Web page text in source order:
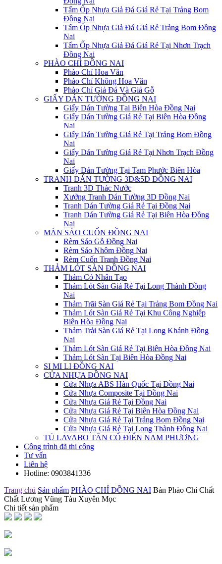
Tấm Ốp Nhựa Giả Đá Giá Rẻ Tại Trảng Bom
Đồng Nai
Tấm Ốp Nhựa Giả Đá Giá Rẻ Trảng Bom Đồng
Nai
Tấm Ốp Nhựa Giả Đá Giá Rẻ Tại Nhơn Trạch
Đồng Nai
PHÀO CHỈ ĐỒNG NAI
Phào Chỉ Hoa Văn
Phào Chỉ Không Hoa Văn
Phào Chỉ Giả Đá Và Giả Gỗ
GIẤY DÁN TƯỜNG ĐỒNG NAI
Giấy Dán Tường Tại Biên Hòa Đồng Nai
Giấy Dán Tường Giá Rẻ Tại Biên Hòa Đồng
Nai
Giấy Dán Tường Giá Rẻ Tại Trảng Bom Đồng
Nai
Giấy Dán Tường Giá Rẻ Tại Nhơn Trạch Đồng
Nai
Giấy Dán Tường Tại Tam Phước Biên Hòa
TRANH DÁN TƯỜNG 3D&5D ĐỒNG NAI
Tranh 3D Thác Nước
Xưởng Tranh Dán Tường 3D Đồng Nai
Tranh Dán Tường Giá Rẻ Tại Đồng Nai
Tranh Dán Tường Giá Rẻ Tại Biên Hòa Đồng
Nai
MÀN SÁO CUỐN ĐỒNG NAI
Rèm Sáo Gỗ Đồng Nai
Rèm Sáo Nhôm Đồng Nai
Rèm Cuốn Tranh Đồng Nai
THẢM LÓT SÀN ĐỒNG NAI
Thảm Cỏ Nhân Tạo
Thảm Lót Sàn Giá Rẻ Tại Long Thành Đồng
Nai
Thảm Trãi Sàn Giá Rẻ Tại Trảng Bom Đồng Nai
Thảm Lót Sàn Giá Rẻ Tại Khu Công Nghiệp
Biên Hòa Đồng Nai
Thảm Trải Sàn Giá Rẻ Tại Long Khánh Đồng
Nai
Thảm Lót Sàn Giá Rẻ Tại Biên Hòa Đồng Nai
Thảm Lót Sàn Tại Biên Hòa Đồng Nai
SI MI LI ĐỒNG NAI
CỬA NHỰA ĐỒNG NAI
Cửa Nhựa ABS Hàn Quốc Tại Đồng Nai
Cửa Nhựa Composite Tại Đồng Nai
Cửa Nhựa Giá Rẻ Tại Đồng Nai
Cửa Nhựa Giá Rẻ Tại Biên Hòa Đồng Nai
Cửa Nhựa Giá Rẻ Tại Trảng Bom Đồng Nai
Cửa Nhựa Giá Rẻ Tại Long Thành Đồng Nai
TỦ LAVABO TÂN CỔ ĐIỂN NAM PHƯƠNG
Công trình đã thi công
Tư vấn
Liên hệ
Hotline: 0903841336
Trang chủ Sản phẩm PHÀO CHỈ ĐỒNG NAI Bán Phào Chỉ Chất
Chất Lương Vũng Tàu Xuyên Mọc
Chi tiết sản phẩm